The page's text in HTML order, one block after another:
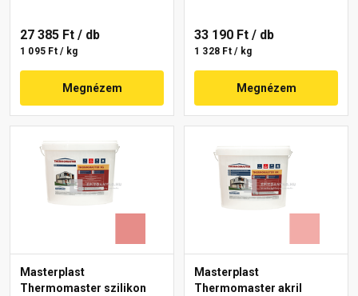
27 385 Ft / db
1 095 Ft / kg
Megnézem
33 190 Ft / db
1 328 Ft / kg
Megnézem
Masterplast
Thermomaster szilikon
Masterplast
Thermomaster akril